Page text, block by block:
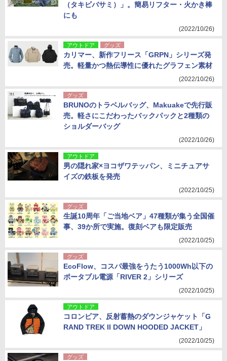
（タキビバサミ）」。簡易リフター・火かき棒
にも
(2022/10/26)
アウトドア グッズ
カリマー、新作フリース「GRPN」シリーズ発
売。軽量かつ熱伝導性に優れたグラフェン素材
(2022/10/26)
グッズ
BRUNOのトラベルバッグ、Makuakeで先行販
売。軽さにこだわったバックパックと2種類の
ショルダーバッグ
(2022/10/26)
アウトドア
男の隠れ家×ヨコザワテッパン、ミニチュアサ
イズの鉄板を発売
(2022/10/25)
グッズ
生誕10周年「ご当地ベア」47種類が集う全国催
事、39か所で実施。復刻ベアも限定販売
(2022/10/25)
グッズ
EcoFlow、コスパ最強をうたう1000Wh以下の
ポータブル電源「RIVER 2」シリーズ
(2022/10/25)
アウトドア
コロンビア、反射蓄熱のダウンジャケット「G
RAND TREK II DOWN HOODED JACKET」
(2022/10/25)
グッズ